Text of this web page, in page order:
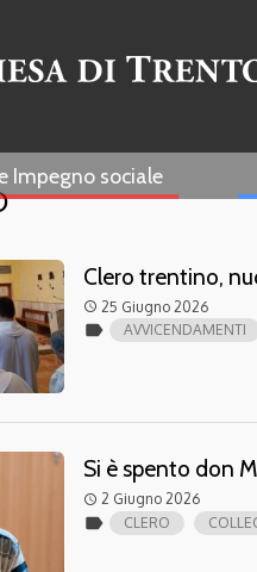
Impegno sociale
Clero trentino,
access_time 25 Giugno 2026
label AVVICENDAMENTI
Si è spento don
access_time 2 Giugno 2026
label CLERO